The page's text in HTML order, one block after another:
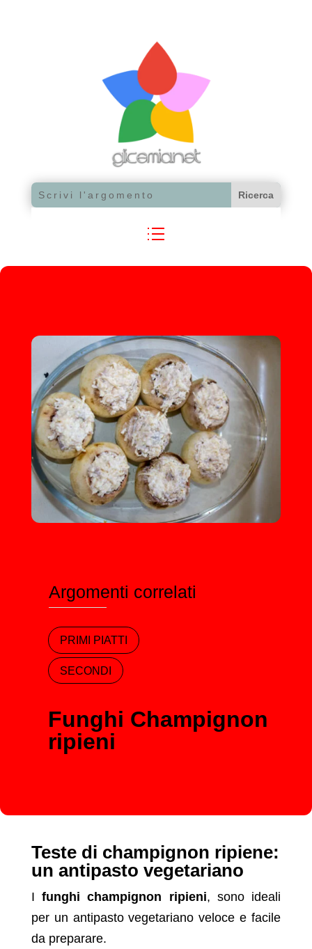
Argomenti correlati
PRIMI PIATTI
SECONDI
Funghi Champignon
ripieni
Teste di champignon ripiene:
un antipasto vegetariano
Ifunghi champignon ripieni, sono ideali
per un antipasto vegetariano veloce e facile
da preparare.